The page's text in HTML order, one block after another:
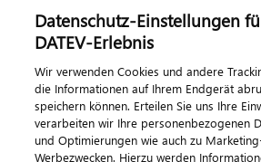
Dialog & Medien
Veranstaltungen
DATEV magazin
DATEV-Community
Datenschutz-Einstellungen
DATEV-Erlebnis
Wir verwenden Cookies und andere
die Informationen auf Ihrem Endgerät
speichern können. Erteilen Sie uns Ihre
verarbeiten wir Ihre personenbezogenen
und Optimierungen wie auch zu
Werbezwecken. Hierzu werden